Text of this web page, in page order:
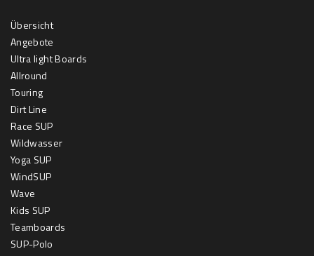
Übersicht
Angebote
Ultra light Boards
Allround
Touring
Dirt Line
Race SUP
Wildwasser
Yoga SUP
WindSUP
Wave
Kids SUP
Teamboards
SUP-Polo